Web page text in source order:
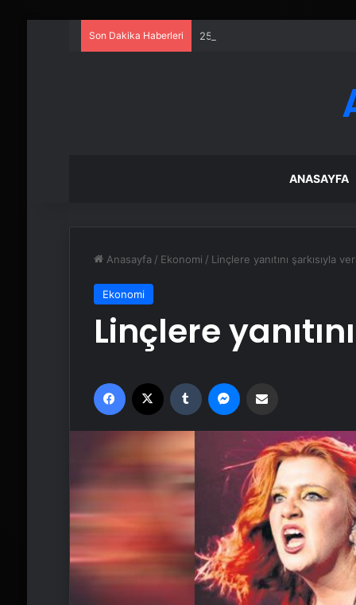
Son Dakika Haberleri 25 Yıllık Miras Davasında
ANASAYFA
Anasayfa / Ekonomi / Linçlere yanıtını şarkısıyla
Ekonomi
Linçlere
Facebook Tumblr